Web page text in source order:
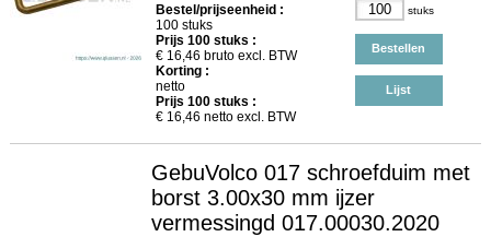
Bestel/prijseenheid :
100 stuks
Prijs 100stuks :
€ 16,46 bruto excl. BTW
Korting :
netto
Prijs 100stuks :
€ 16,46 netto excl. BTW
stuks
Bestellen
Lijst
GebuVolco 017 schroefduim met
borst 3.00x30 mm ijzer
vermessingd 017.00030.2020